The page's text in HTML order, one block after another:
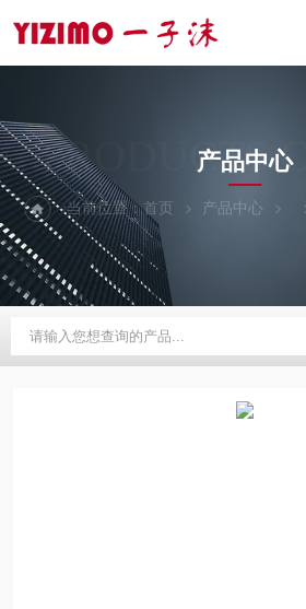
PRODUCTS
产品中心
当前位置：首页 产品中心